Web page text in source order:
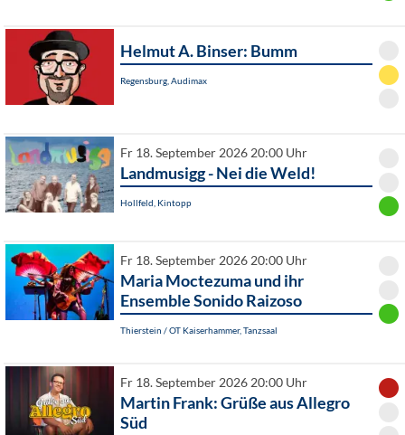
Helmut A. Binser: Bumm
Regensburg, Audimax
Fr 18. September 2026 20:00 Uhr
Landmusigg - Nei die Weld!
Hollfeld, Kintopp
Fr 18. September 2026 20:00 Uhr
Maria Moctezuma und ihr
Ensemble Sonido Raizoso
Thierstein / OT Kaiserhammer, Tanzsaal
Fr 18. September 2026 20:00 Uhr
Martin Frank: Grüße aus Allegro
Süd